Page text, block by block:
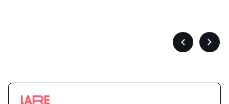
Précédent